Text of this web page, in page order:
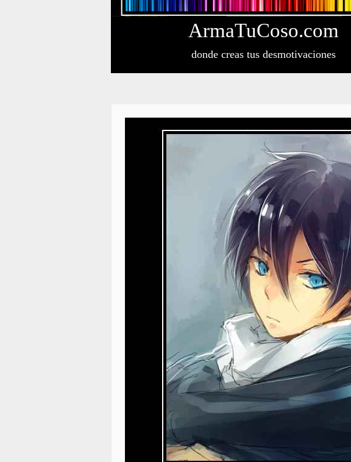
ArmaTuCoso.com
donde creas tus desmotivaciones